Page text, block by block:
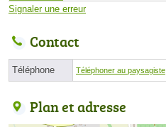
Signaler une erreur
Contact
Téléphone Téléphoner au paysagiste
Plan et adresse